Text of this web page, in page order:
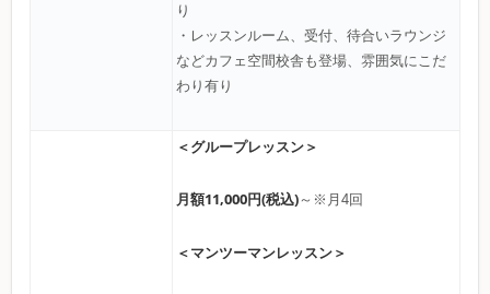
り
・レッスンルーム、受付、待合いラウンジ
などカフェ空間校舎も登場、雰囲気にこだ
わり有り
＜グループレッスン＞
月額11,000円(税込)～※月4回
＜マンツーマンレッスン＞